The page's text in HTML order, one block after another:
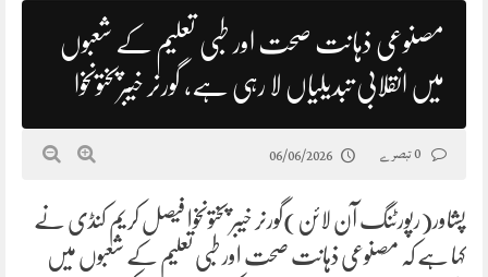
مصنوعی ذہانت صحت اور طبی تعلیم کے شعبوں
میں انقلابی تبدیلیاں لا رہی ہے، گورنر خیبرپختونخوا
06/06/2026
پشاور(رپورٹنگ آن لائن)گورنر خیبر پختونخوا فیصل کریم کنڈی نے
کہا ہے کہ مصنوعی ذہانت صحت اور طبی تعلیم کے شعبوں میں